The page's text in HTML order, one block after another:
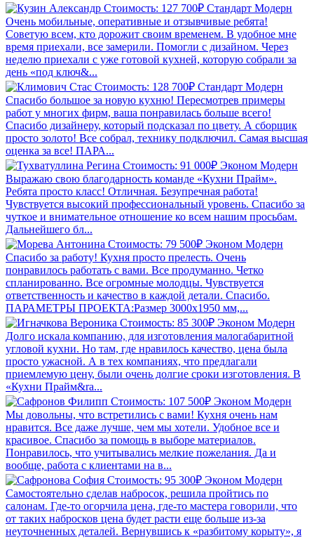
Стоимость: 127 700₽ Стандарт Модерн
Очень мобильные, оперативные и отзывчивые ребята!
Советую всем, кто дорожит своим временем. В удобное мне
время приехали, все замерили. Помогли с дизайном. Через
неделю приехали с уже готовой кухней, которую собрали за
день «под ключ&...
Стоимость: 128 700₽ Стандарт Модерн
Спасибо большое за новую кухню! Пересмотрев примеры
работ у многих фирм, ваша понравилась больше всего!
Спасибо дизайнеру, который подсказал по цвету. А сборщик
просто золото! Все собрал, технику подключил. Самая высшая
оценка за все! ПАРА...
Стоимость: 91 000₽ Эконом Модерн
Выражаю свою благодарность команде «Кухни Прайм».
Ребята просто класс! Отличная. Безупречная работа!
Чувствуется высокий профессиональный уровень. Спасибо за
чуткое и внимательное отношение ко всем нашим просьбам.
Дальнейшего бл...
Стоимость: 79 500₽ Эконом Модерн
Спасибо за работу! Кухня просто прелесть. Очень
понравилось работать с вами. Все продуманно. Четко
спланированно. Все огромные молодцы. Чувствуется
ответственность и качество в каждой детали. Спасибо.
ПАРАМЕТРЫ ПРОЕКТА:Размер 3000х1950 мм,...
Стоимость: 85 300₽ Эконом Модерн
Долго искала компанию, для изготовления малогабаритной
угловой кухни. Но там, где нравилось качество, цена была
просто ужасной. А в тех компаниях, что предлагали
приемлемую цену, были очень долгие сроки изготовления. В
«Кухни Прайм&ra...
Стоимость: 107 500₽ Эконом Модерн
Мы довольны, что встретились с вами! Кухня очень нам
нравится. Все даже лучше, чем мы хотели. Удобное все и
красивое. Спасибо за помощь в выборе материалов.
Понравилось, что учитывались мелкие пожелания. Да и
вообще, работа с клиентами на в...
Стоимость: 95 300₽ Эконом Модерн
Самостоятельно сделав набросок, решила пройтись по
салонам. Где-то огорчила цена, где-то мастера говорили, что
от таких набросков цена будет расти еще больше из-за
неуточненных деталей. Вернувшись к «разбитому корыту», я